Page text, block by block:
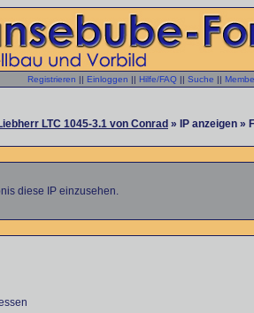
Registrieren || Einloggen || Hilfe/FAQ || Suche ||
LTC 1045-3.1 von Conrad » IP anzeigen »
diese IP einzusehen.